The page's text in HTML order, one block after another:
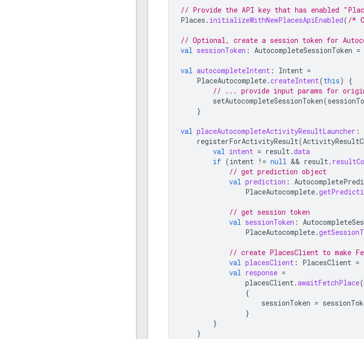
// Provide the API key that has enabled
Places . initializeWithNewPlacesApiEnabled( /*
// Optional, create a session token for
val sessionToken : AutocompleteSessionToken =
val autocompleteIntent : Intent =
PlaceAutocomplete.createIntent(this)
{
// ... provide input params for
setAutocompleteSessionToken(
}
val placeAutocompleteActivityResultLauncher :
registerForActivityResult(
val intent = result.data
if (intent != null && result.
// get prediction object
val prediction :
PlaceAutocomplete.
// get session token
val sessionToken :
PlaceAutocomplete.
// create PlacesClient to make
val placesClient : PlacesClient =
val response =
placesClient.awaitFetchPlace(
{
sessionToken =
}
}
}